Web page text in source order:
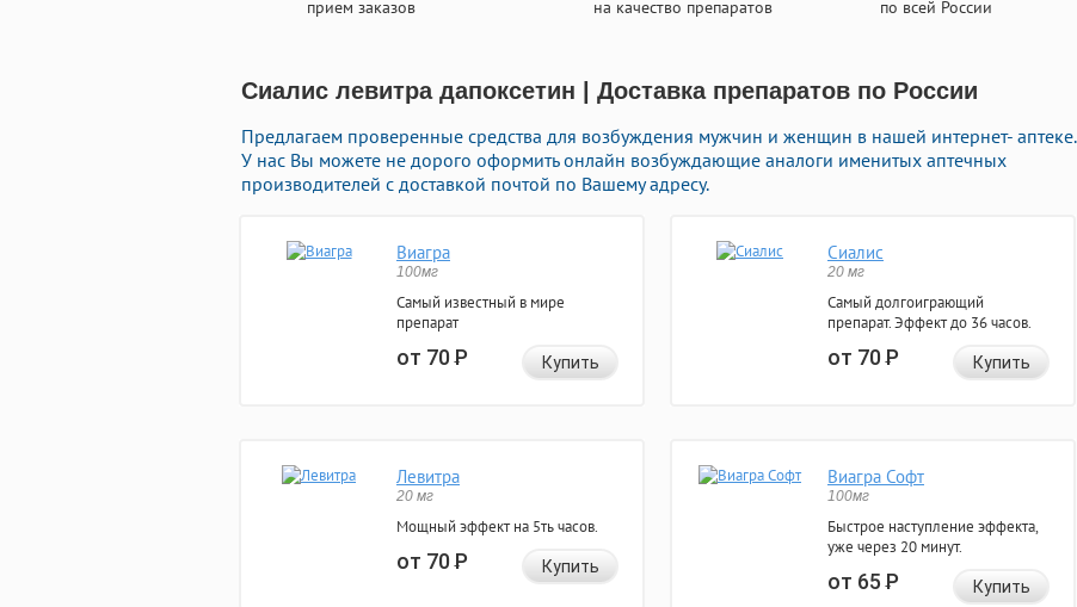
прием заказов на качество препаратов по всей России
Сиалис левитра дапоксетин | Доставка препаратов по России
Предлагаем проверенные средства для возбуждения мужчин и женщин в нашей интернет- аптеке.
У нас Вы можете не дорого оформить онлайн возбуждающие аналоги именитых аптечных
производителей с доставкой почтой по Вашему адресу.
Виагра
100мг
Самый известный в мире
препарат
от 70Р Купить
Сиалис
20 мг
Самый долгоиграющий
препарат. Эффект до 36 часов.
от 70Р Купить
Левитра
20 мг
Мощный эффект на 5ть часов.
от 70Р Купить
Виагра Софт
100мг
Быстрое наступление эффекта,
уже через 20 минут.
от 65Р Купить